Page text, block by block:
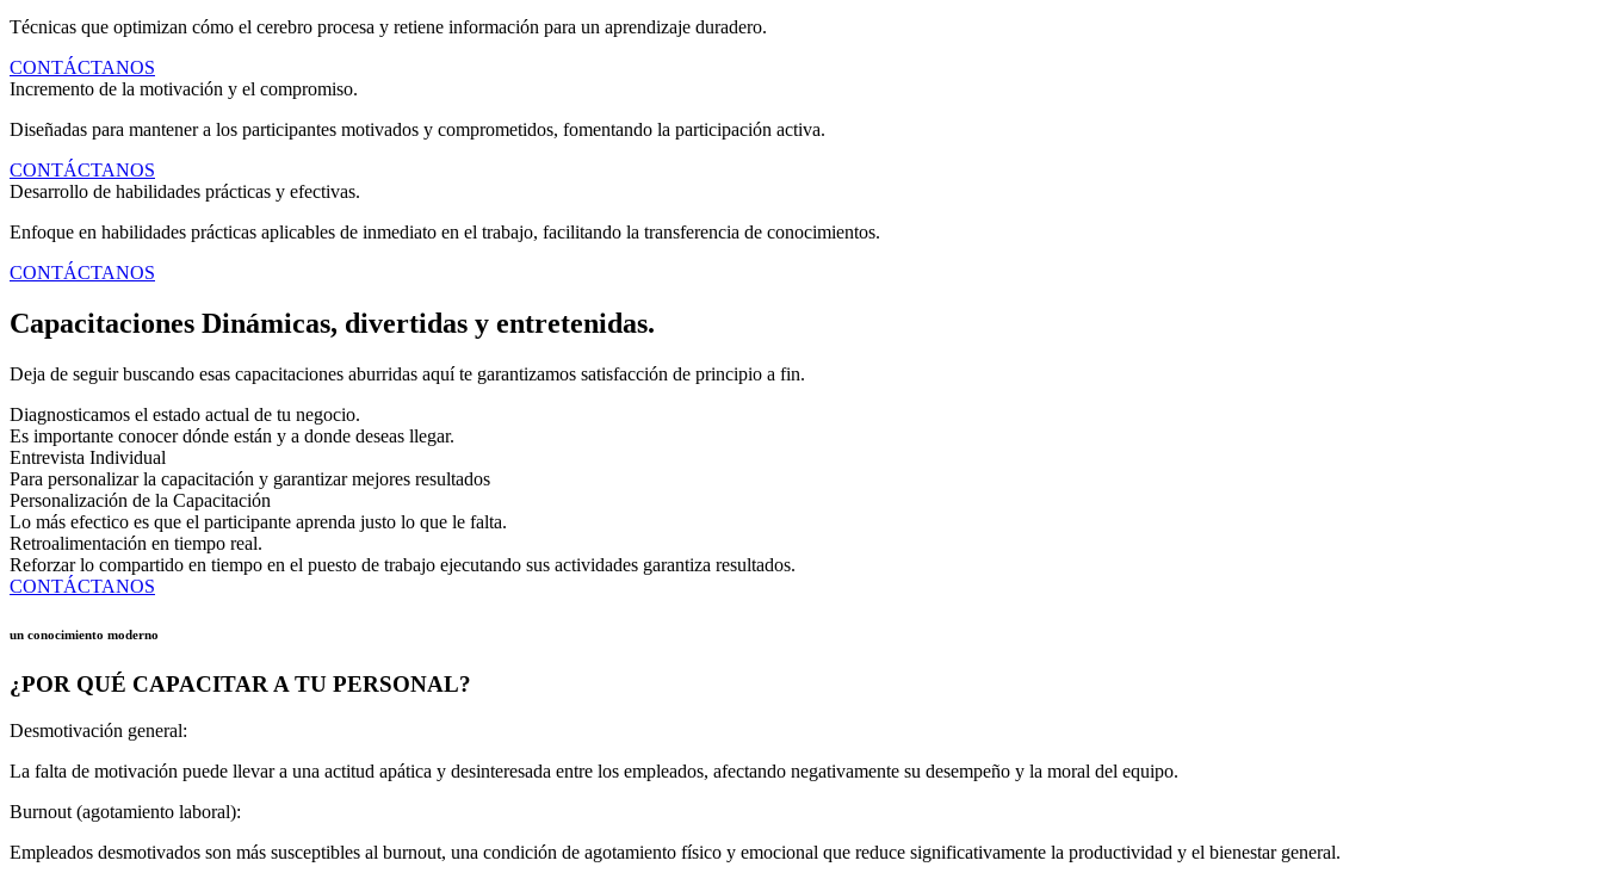
Técnicas que optimizan cómo el cerebro procesa y retiene información para un aprendizaje duradero.
CONTÁCTANOS
Incremento de la motivación y el compromiso.
Diseñadas para mantener a los participantes motivados y comprometidos, fomentando la participación activa.
CONTÁCTANOS
Desarrollo de habilidades prácticas y efectivas.
Enfoque en habilidades prácticas aplicables de inmediato en el trabajo, facilitando la transferencia de conocimientos.
CONTÁCTANOS
Capacitaciones Dinámicas, divertidas y entretenidas.
Deja de seguir buscando esas capacitaciones aburridas aquí te garantizamos satisfacción de principio a fin.
Diagnosticamos el estado actual de tu negocio.
Es importante conocer dónde están y a donde deseas llegar.
Entrevista Individual
Para personalizar la capacitación y garantizar mejores resultados
Personalización de la Capacitación
Lo más efectico es que el participante aprenda justo lo que le falta.
Retroalimentación en tiempo real.
Reforzar lo compartido en tiempo en el puesto de trabajo ejecutando sus actividades garantiza resultados.
CONTÁCTANOS
un conocimiento moderno
¿POR QUÉ CAPACITAR A TU PERSONAL?
Desmotivación general:
La falta de motivación puede llevar a una actitud apática y desinteresada entre los empleados, afectando negativamente su desempeño y la moral del equipo.
Burnout (agotamiento laboral):
Empleados desmotivados son más susceptibles al burnout, una condición de agotamiento físico y emocional que reduce significativamente la productividad y el bienestar general.